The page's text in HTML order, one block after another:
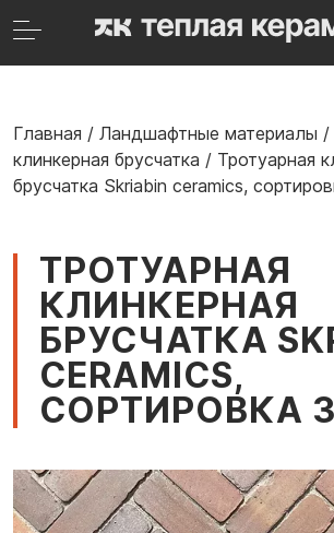
Главная / Ландшафтные материалы /
клинкерная брусчатка / Тротуарная
брусчатка Skriabin ceramics,
ТРОТУАРНАЯ
КЛИНКЕРНАЯ
БРУСЧАТКА
CERAMICS,
СОРТИРОВКА